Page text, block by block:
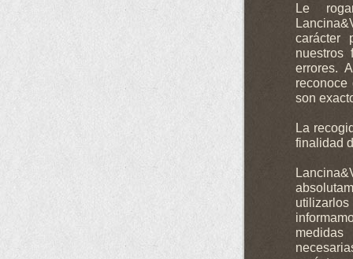
Le
carácter
nuestros
errores.
reconoce
son
La
finalidad